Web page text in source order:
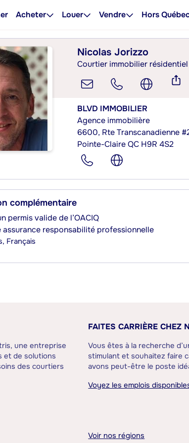
Acheter Louer Vendre Hors
Nicolas Jorizzo
Courtier immobilier
BLVD IMMOBILIER
Agence immobilière
6600, Rte Transcanadienne
Pointe-Claire QC H9R 4S2
complémentaire
permis valide de l’OACIQ
assurance responsabilité professionnelle
Français
une entreprise
et de solutions
des courtiers
FAITES CARRIÈRE CHEZ
Vous êtes à la recherche
stimulant et souhaitez faire
avons peut-être le poste
Voyez les emplois
Voir nos régions